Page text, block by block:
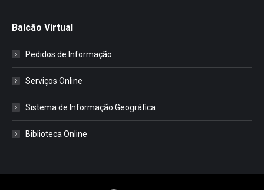
Balcão Virtual
Pedidos de Informação
Serviços Online
Sistema de Informação Geográfica
Biblioteca Online